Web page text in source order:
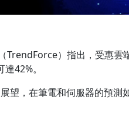
）指出，受惠
42%。
望，在筆電和伺服器的預測